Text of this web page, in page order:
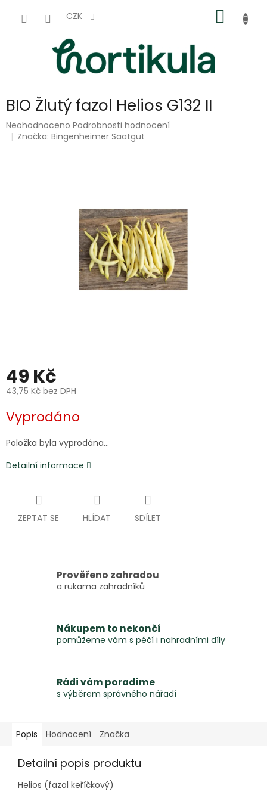
CZK
KOŠÍK
BIO Žlutý fazol Helios G132 II
Průměrné
hodnocení
Neohodnoceno Podrobnosti hodnocení
Značka:Bingenheimer Saatgut
49 Kč
43,75 Kč bez DPH
cena:
Vyprodáno
Položka byla vyprodána…
Detailní informace
ZEPTAT SE HLÍDAT SDÍLET
Prověřeno zahradou
a rukama zahradníků
Nákupem to nekončí
pomůžeme vám s péčí i nahradními díly
Rádi vám poradíme
s výběrem správného nářadí
Popis Hodnocení Značka
Detailní popis produktu
Helios (fazol keříčkový)